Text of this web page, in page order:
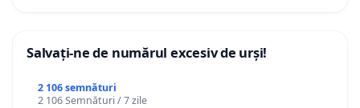
Salvați-ne de numărul excesiv de urși!
2 106 semnături
2 106 Semnături / 7 zile